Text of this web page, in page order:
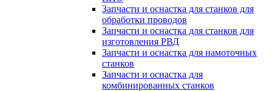
Запчасти и оснастка для станков для
обработки проводов
Запчасти и оснастка для станков для
изготовления РВД
Запчасти и оснастка для намоточных
станков
Запчасти и оснастка для
комбинированных станков